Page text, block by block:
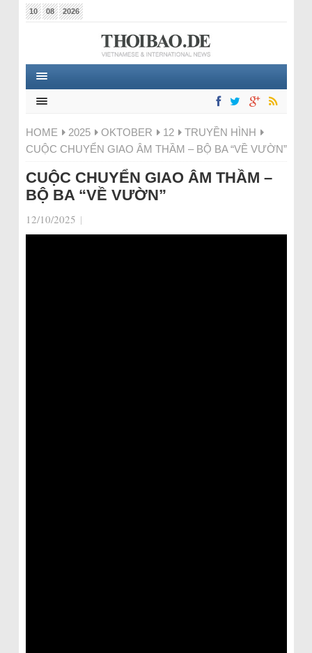
10 08 2026
HOME 2025 OKTOBER 12
TRUYỀN HÌNH
CUỘC CHUYỂN GIAO ÂM THẦM – BỘ BA “VỀ VƯỜN”
CUỘC CHUYỂN GIAO ÂM THẦM –
BỘ BA “VỀ VƯỜN”
12/10/2025 |